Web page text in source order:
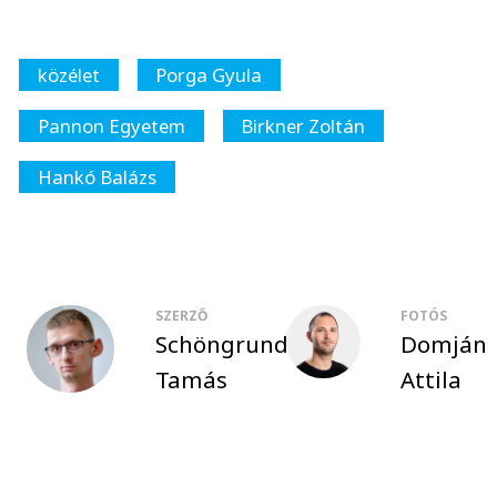
közélet
Porga Gyula
Pannon Egyetem
Birkner Zoltán
Hankó Balázs
SZERZŐ
Schöngrundtner
Tamás
FOTÓS
Domján
Attila